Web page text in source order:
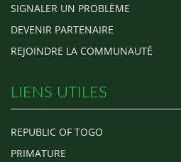
SIGNALER UN PROBLÈME
DEVENIR PARTENAIRE
REJOINDRE LA COMMUNAUTÉ
LIENS UTILES
REPUBLIC OF TOGO
PRIMATURE